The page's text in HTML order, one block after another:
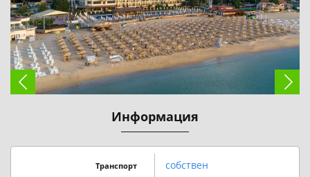
Информация
Транспорт собствен